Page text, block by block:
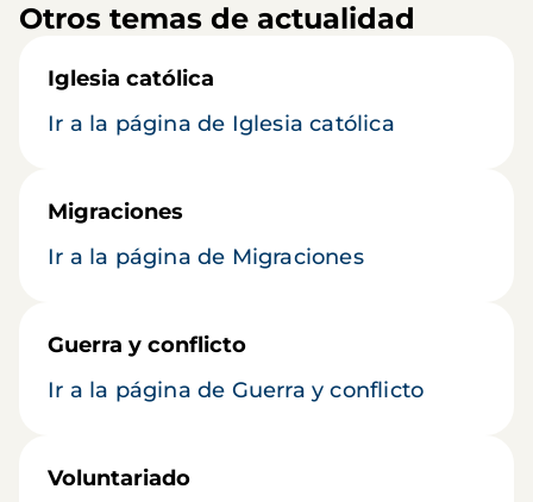
Otros temas de actualidad
Iglesia católica
Ir a la página de Iglesia católica
Migraciones
Ir a la página de Migraciones
Guerra y conflicto
Ir a la página de Guerra y conflicto
Voluntariado